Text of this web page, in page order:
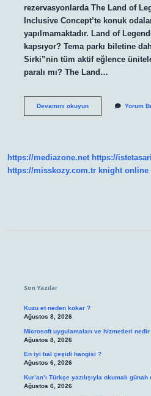
rezervasyonlarda The Land of
Inclusive Concept’te konuk
yapılmamaktadır. Land of
kapsıyor? Tema parkı biletine
Sirki”nin tüm aktif eğlence
paralı mı? The Land…
Devamını okuyunThe
Kaç
Yorum
https://mediazone.net https://
https://misskozy.com.tr knight online
Son Yazılar
Kuzu et neden kokar ?
Ağustos 8, 2026
Microsoft uygulamaları ve hizmetleri nedir
Ağustos 8, 2026
En iyi bal çeşidi hangisi ?
Ağustos 6, 2026
Kur’an’ı Türkçe yazılışıyla okumak günah
Ağustos 6, 2026